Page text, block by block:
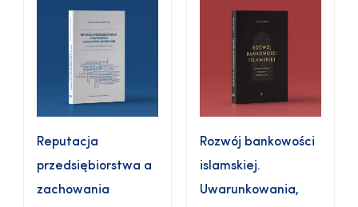
Reputacja
przedsiębiorstwa a
zachowania
Rozwój bankowości
islamskiej.
Uwarunkowania,